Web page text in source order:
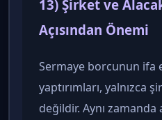
13) Şirket ve
Açısından Önemi
Sermaye borcunun ifa
yaptırımları, yalnızca
değildir. Aynı zamanda